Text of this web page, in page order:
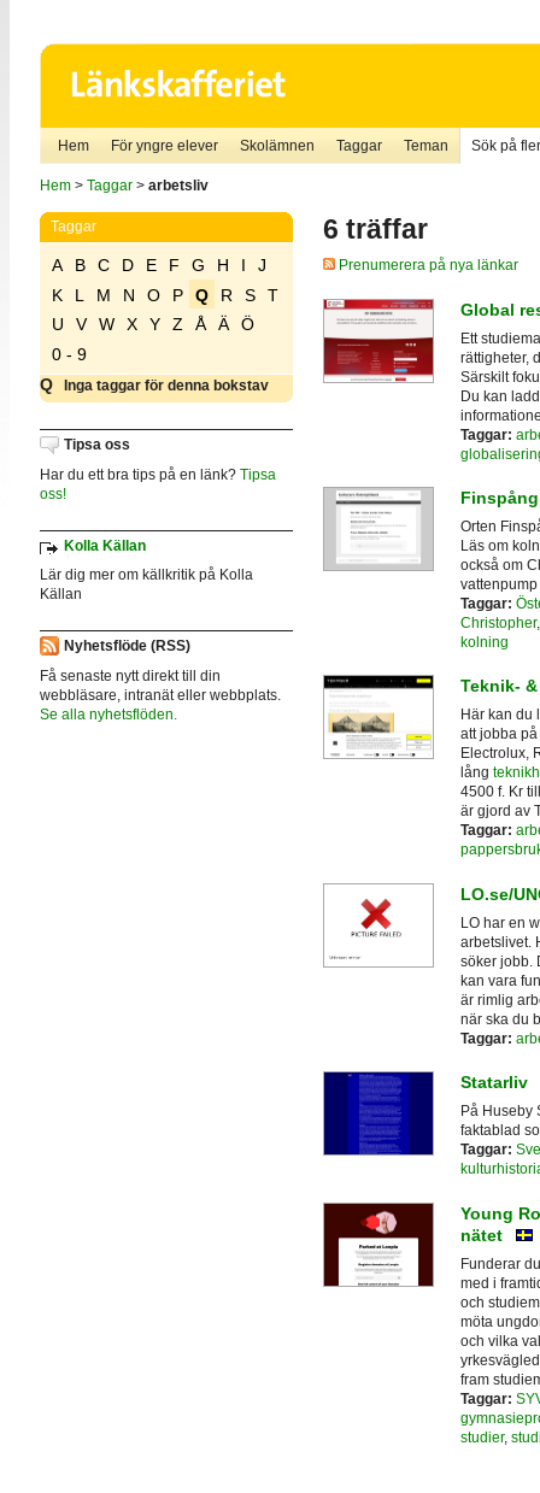
Hem För yngre elever Skolämnen Taggar Teman Sök på
Hem> Taggar> arbetsliv
Taggar
A B C D E F G H I
J
K
L M N O P Q R S
T
U
V W X Y Z Å Ä
Ö
0 - 9
Q
Inga taggar för denna bokstav
Tipsa oss
Har du ett bra tips på en länk? Tipsa
oss!
Kolla Källan
Lär dig mer om källkritik på Kolla
Källan
Nyhetsflöde (RSS)
Få senaste nytt direkt till din
webbläsare, intranät eller webbplats.
Se alla nyhetsflöden.
6 träffar
Prenumerera på nya länkar
Global
Ett
rättigheter,
Särskilt
Du kan
Taggar:
Orten
Läs om
också om
Taggar:
Christopher
kolning
Teknik-
Här kan du
att jobba
Electrolux,
lång
4500 f. Kr
är gjord av
Taggar:
LO.se/
LO har en
arbetslivet.
söker jobb.
kan vara
är rimlig
när ska du
Taggar:
Statarliv
På Huseby
faktablad
Taggar:
Young
nätet
Funderar
med i
och
möta
och vilka
fram
Taggar:
studier,